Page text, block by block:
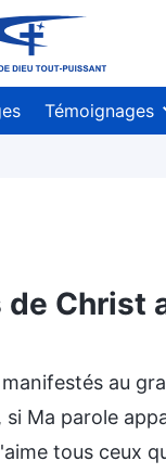
Témoignages
Christ
au
Ma parole
tous ceux